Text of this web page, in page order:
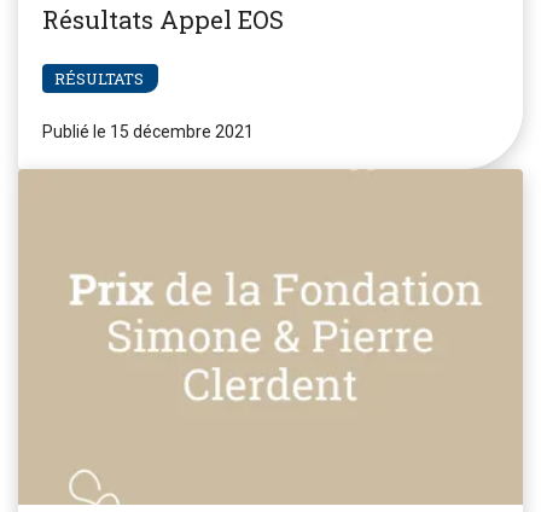
Résultats Appel EOS
RÉSULTATS
Publié le 15 décembre 2021